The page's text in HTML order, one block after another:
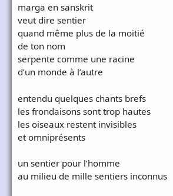
marga en sanskrit
veut dire sentier
quand même plus de la moitié
de ton nom
serpente comme une racine
d’un monde à l’autre
entendu quelques chants brefs
les frondaisons sont trop hautes
les oiseaux restent invisibles
et omniprésents
un sentier pour l’homme
au milieu de mille sentiers inconnus